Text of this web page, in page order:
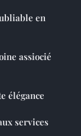
en
assiocié
élégance
services